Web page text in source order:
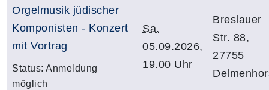
Orgelmusik jüdischer
Komponisten - Konzert
mit Vortrag
Status: Anmeldung
möglich
Sa.
05.09.2026,
19.00 Uhr
Breslauer
Str. 88,
27755